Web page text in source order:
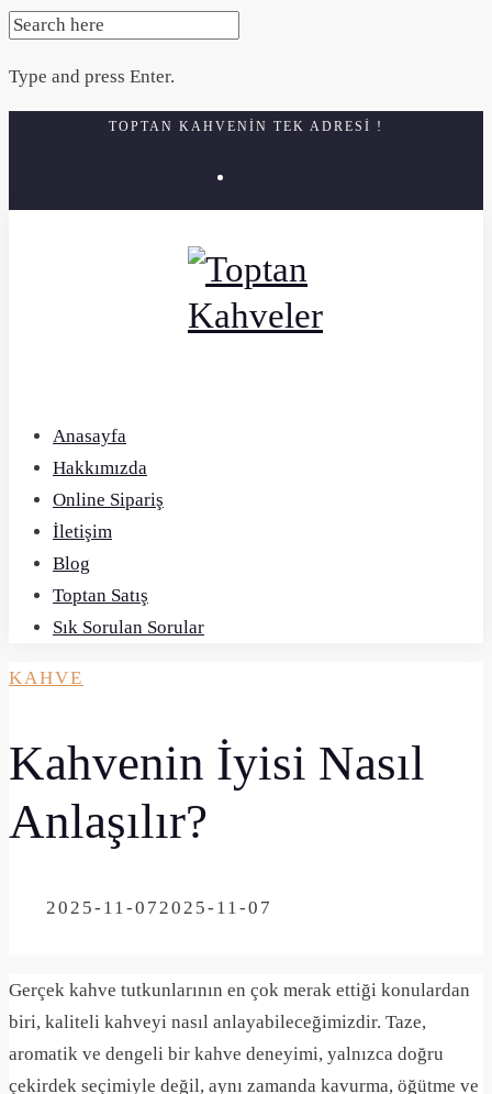
SEARCH
Type and press Enter.
TOPTAN KAHVENIN TEK ADRESI !
Anasayfa
Hakkımızda
Online Sipariş
İletişim
Blog
Toptan Satış
Sık Sorulan Sorular
KAHVE
Kahvenin İyisi Nasıl
Anlaşılır?
2025-11-07 2025-11-07
Gerçek kahve tutkunlarının en çok merak ettiği konulardan
biri, kaliteli kahveyi nasıl anlayabileceğimizdir. Taze,
aromatik ve dengeli bir kahve deneyimi, yalnızca doğru
çekirdek seçimiyle değil, aynı zamanda kavurma, öğütme ve